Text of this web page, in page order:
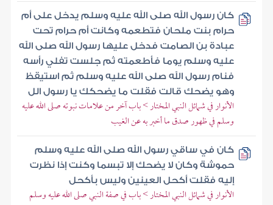
كان رسول الله صلى الله عليه وسلم يدخل على أم
حرام بنت ملحان فتطعمه وكانت أم حرام تحت
عبادة بن الصامت فدخل عليها رسول الله صلى الله
عليه وسلم يوما فأطعمته ثم جلست تفلي رأسه
فنام رسول الله صلى الله عليه وسلم ثم استيقظ
وهو يضحك قالت فقلت ما يضحكك يا رسول الل
الأنوار في شمائل النبي المختار > باب آخر من علامات نبوته صلى الله عليه
وسلم في ظهور صدق ما أخبر به عن الغيب
كان في ساقي رسول الله صلى الله عليه وسلم
حموشة وكان لا يضحك إلا تبسما وكنت إذا نظرت
إليه فقلت أكحل العينين وليس بأكحل
الأنوار في شمائل النبي المختار > باب في صفة النبي صلى الله عليه وسلم